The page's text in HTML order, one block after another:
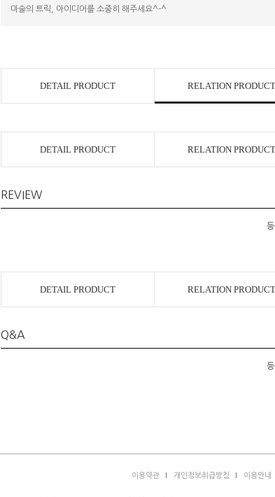
마술의 트릭, 아이디어를 소중히 해주세요^-^
DETAIL PRODUCT RELATION PRODUCT
DETAIL PRODUCT RELATION PRODUCT
REVIEW
DETAIL PRODUCT RELATION PRODUCT
Q&A
이용약관 개인정보취급방침 이용안내